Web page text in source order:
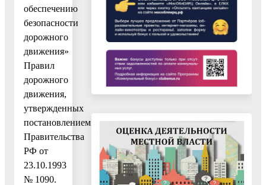
обеспечению
безопасности
дорожного
движения»
Правил
дорожного
движения,
утвержденных
постановлением
Правительства
РФ от
23.10.1993
№ 1090.